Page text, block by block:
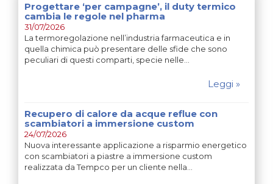
Progettare ‘per campagne’, il duty termico
cambia le regole nel pharma
31/07/2026
La termoregolazione nell’industria farmaceutica e in
quella chimica può presentare delle sfide che sono
peculiari di questi comparti, specie nelle…
Leggi »
Recupero di calore da acque reflue con
scambiatori a immersione custom
24/07/2026
Nuova interessante applicazione a risparmio energetico
con scambiatori a piastre a immersione custom
realizzata da Tempco per un cliente nella…